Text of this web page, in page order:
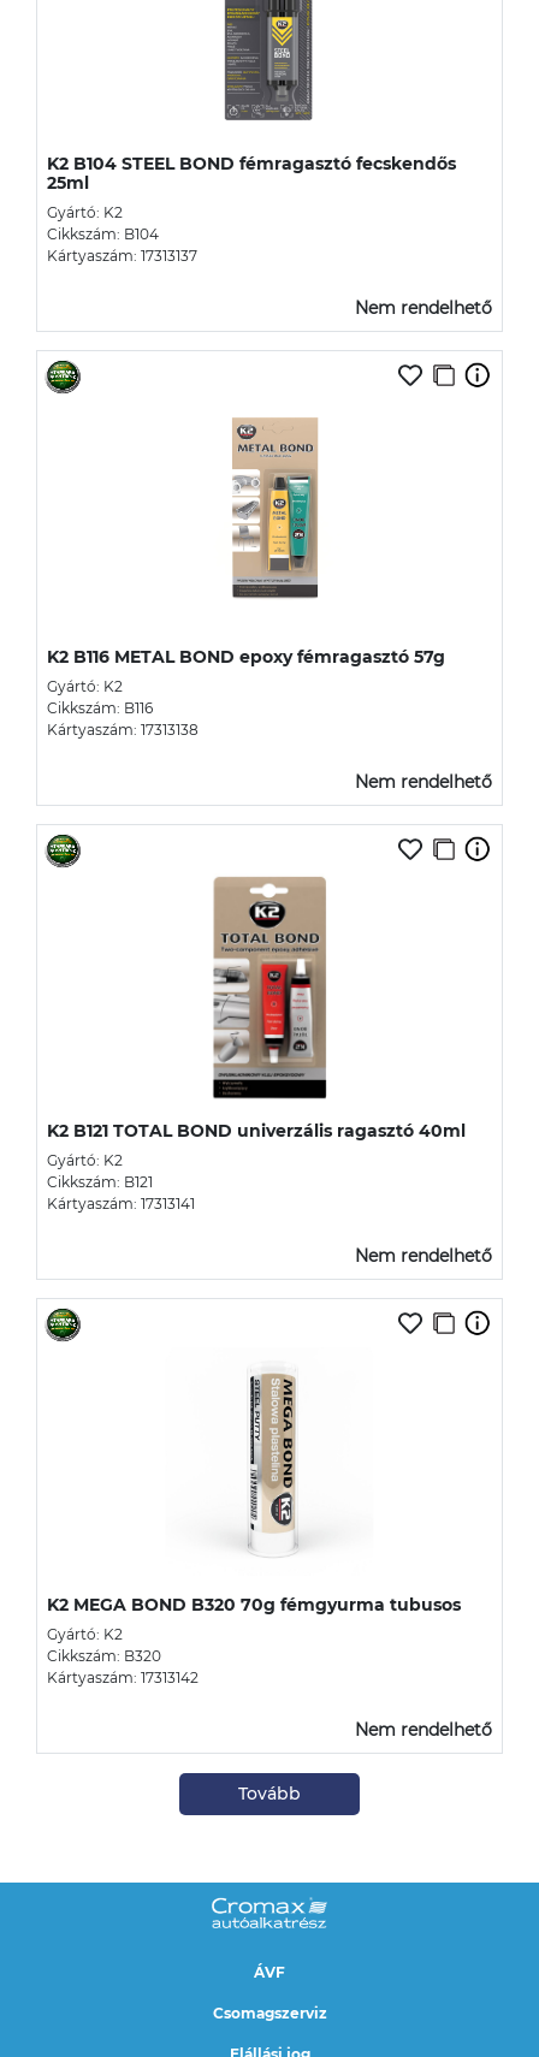
K2 B104 STEEL BOND fémragasztó fecskendős
25ml
Gyártó: K2
Cikkszám: B104
Kártyaszám: 17313137
Nem rendelhető
K2 B116 METAL BOND epoxy fémragasztó 57g
Gyártó: K2
Cikkszám: B116
Kártyaszám: 17313138
Nem rendelhető
K2 B121 TOTAL BOND univerzális ragasztó 40ml
Gyártó: K2
Cikkszám: B121
Kártyaszám: 17313141
Nem rendelhető
K2 MEGA BOND B320 70g fémgyurma tubusos
Gyártó: K2
Cikkszám: B320
Kártyaszám: 17313142
Nem rendelhető
Tovább
ÁVF
Csomagszerviz